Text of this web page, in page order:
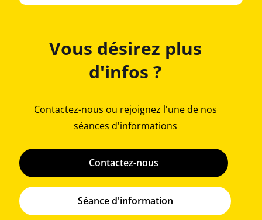
Vous désirez plus
d'infos ?
Contactez-nous ou rejoignez l'une de nos
séances d'informations
Contactez-nous
Séance d'information